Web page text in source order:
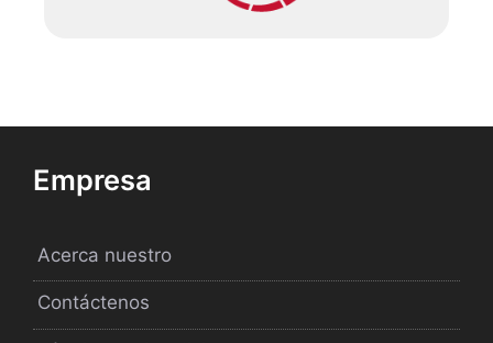
Empresa
Acerca nuestro
Contáctenos